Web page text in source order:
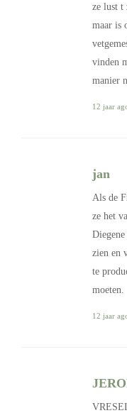
ze lust t
maar is
vinden
manier
12 jaar
jan
Als de
ze het
zien en
te
moeten.
12 jaar